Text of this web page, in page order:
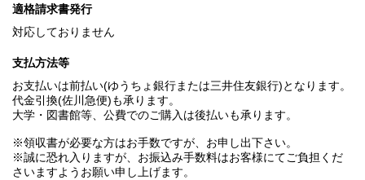
適格請求書発行
対応しておりません
支払方法等
お支払いは前払い(ゆうちょ銀行または三井住友銀行)となります。
代金引換(佐川急便)も承ります。
大学・図書館等、公費でのご購入は後払いも承ります。
※領収書が必要な方はお手数ですが、お申し出下さい。
※誠に恐れ入りますが、お振込み手数料はお客様にてご負担くだ
さいますようお願い申し上げます。